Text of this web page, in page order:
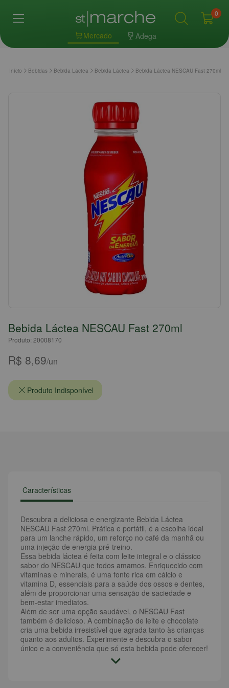
Mercado Adega
0
Início Bebidas Bebida Láctea Bebida Láctea Bebida Láctea NESCAU Fast 270ml
Bebida Láctea NESCAU Fast 270ml
Produto: 20008170
R$ 8,69/un
Produto Indisponível
Características
Descubra a deliciosa e energizante Bebida Láctea
NESCAU Fast 270ml. Prática e portátil, é a escolha ideal
para um lanche rápido, um reforço no café da manhã ou
uma injeção de energia pré-treino.
Essa bebida láctea é feita com leite integral e o clássico
sabor do NESCAU que todos amamos. Enriquecido com
vitaminas e minerais, é uma fonte rica em cálcio e
vitamina D, essenciais para a saúde dos ossos e dentes,
além de proporcionar uma sensação de saciedade e
bem-estar imediatos.
Além de ser uma opção saudável, o NESCAU Fast
também é delicioso. A combinação de leite e chocolate
cria uma bebida irresistível que agrada tanto às crianças
quanto aos adultos. Experimente e descubra o sabor
único e a conveniência que só esta bebida pode oferecer!